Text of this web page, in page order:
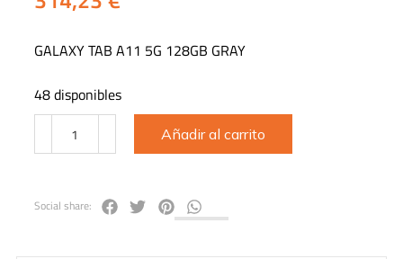
GALAXY TAB A11 5G 128GB GRAY
48 disponibles
Añadir al carrito
Social share: